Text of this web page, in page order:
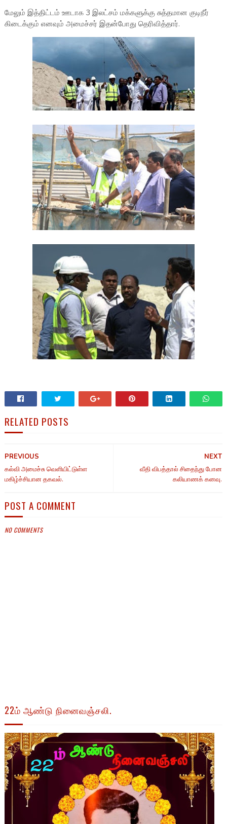
மேலும் இத்திட்டம் ஊடாக 3 இலட்சம் மக்களுக்கு சுத்தமான குடிநீர்
கிடைக்கும் எனவும் அமைச்சர் இதன்போது தெரிவித்தார்.
RELATED POSTS
NEXT
வீதி விபத்தால் சிதைந்து போன
கலியாணக் கனவு.
PREVIOUS
கல்வி அமைச்சு வெளியிட்டுள்ள
மகிழ்ச்சியான தகவல்.
POST A COMMENT
NO COMMENTS
22ம் ஆண்டு நினைவஞ்சலி.